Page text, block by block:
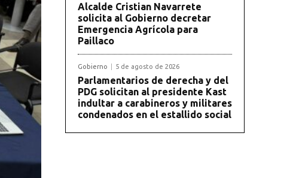
Alcalde Cristian Navarrete
solicita al Gobierno decretar
Emergencia Agrícola para
Paillaco
Gobierno 5 de agosto de 2026
Parlamentarios de derecha y del
PDG solicitan al presidente Kast
indultar a carabineros y militares
condenados en el estallido social